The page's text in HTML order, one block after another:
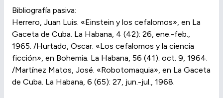
Bibliografía pasiva:
Herrero, Juan Luis. «Einstein y los cefalomos», en La
Gaceta de Cuba. La Habana, 4 (42): 26, ene.-feb.,
1965. /Hurtado, Oscar. «Los cefalomos y la ciencia
ficción», en Bohemia. La Habana, 56 (41): oct. 9, 1964.
/Martínez Matos, José. «Robotomaquia», en La Gaceta
de Cuba. La Habana, 6 (65): 27, jun.-jul., 1968.